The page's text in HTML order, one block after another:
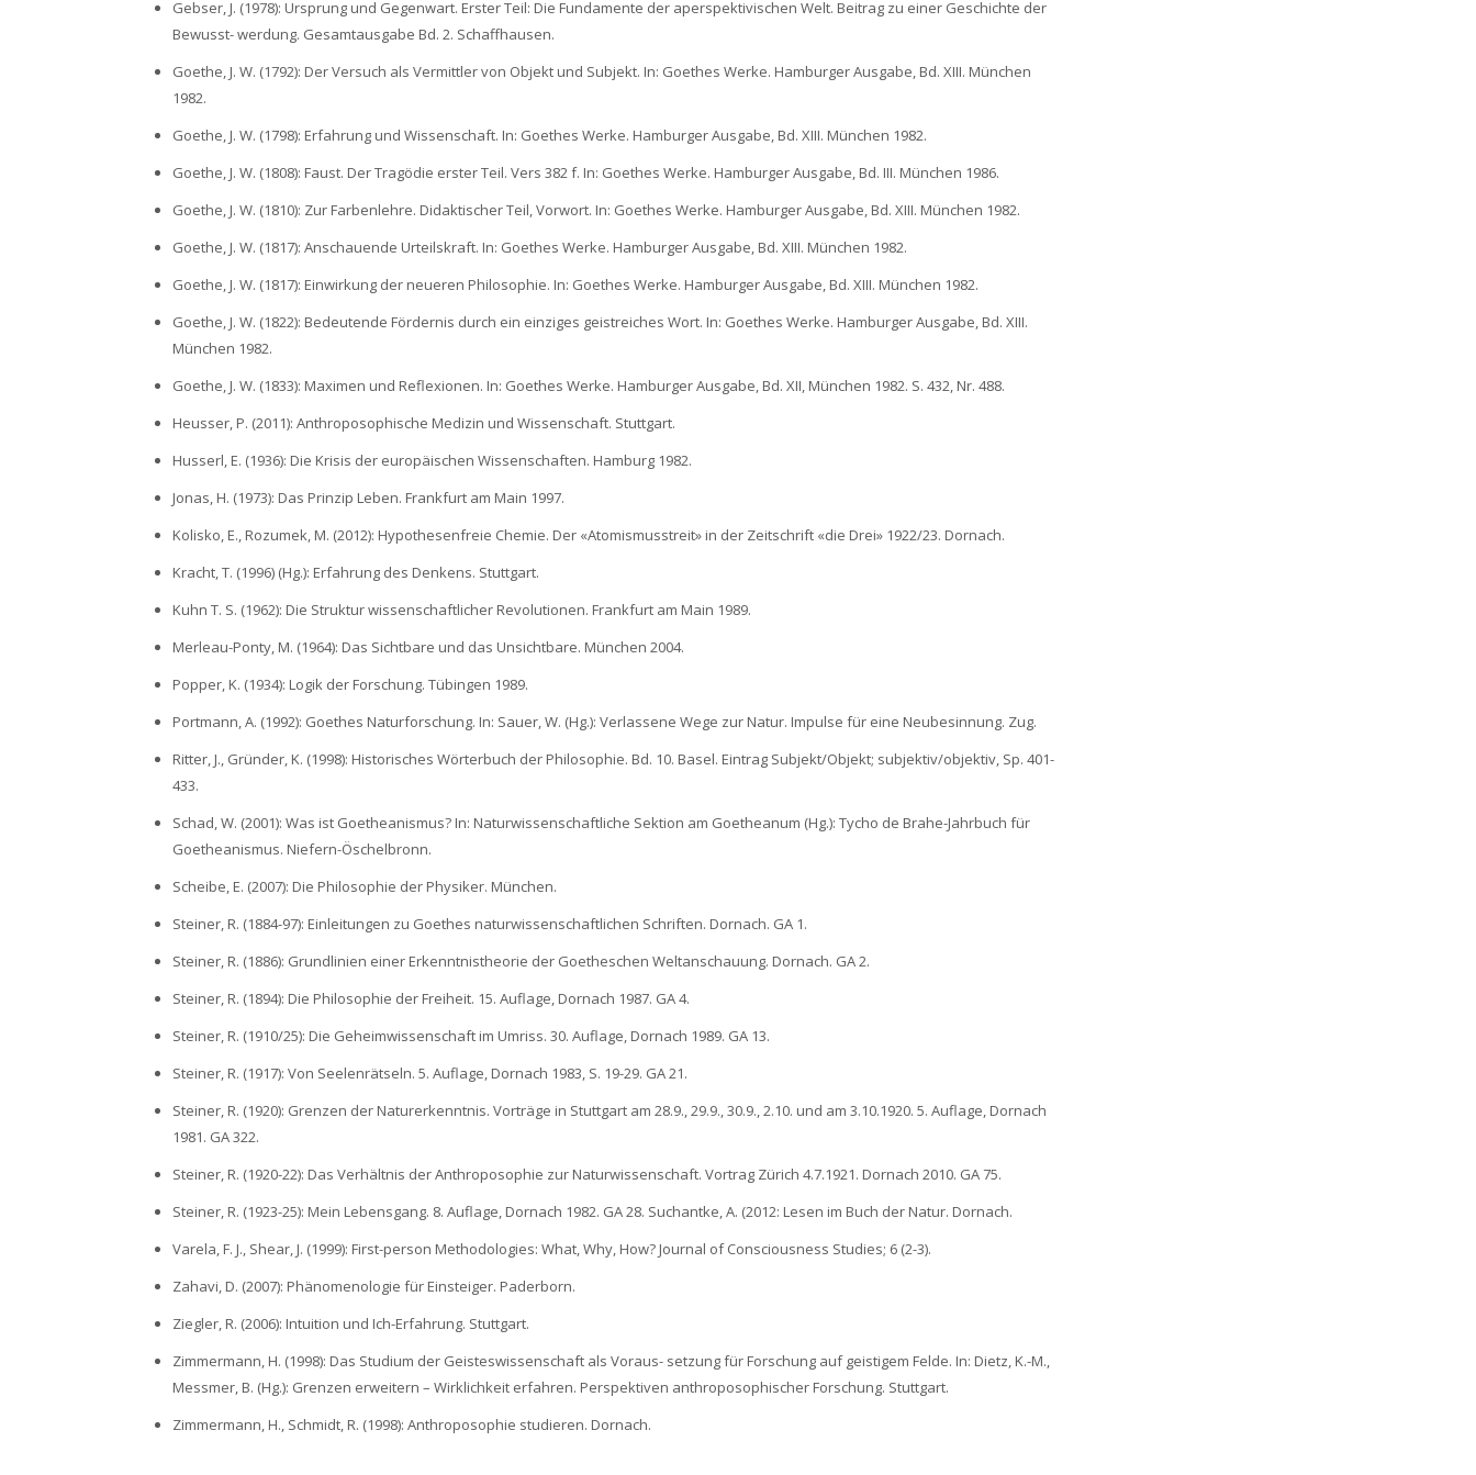
Gebser, J. (1978): Ursprung und Gegenwart. Erster Teil: Die Fundamente der aperspektivischen Welt. Beitrag zu einer Geschichte der
Bewusst- werdung. Gesamtausgabe Bd. 2. Schaffhausen.
Goethe, J. W. (1792): Der Versuch als Vermittler von Objekt und Subjekt. In: Goethes Werke. Hamburger Ausgabe, Bd. XIII. München
1982.
Goethe, J. W. (1798): Erfahrung und Wissenschaft. In: Goethes Werke. Hamburger Ausgabe, Bd. XIII. München 1982.
Goethe, J. W. (1808): Faust. Der Tragödie erster Teil. Vers 382 f. In: Goethes Werke. Hamburger Ausgabe, Bd. III. München 1986.
Goethe, J. W. (1810): Zur Farbenlehre. Didaktischer Teil, Vorwort. In: Goethes Werke. Hamburger Ausgabe, Bd. XIII. München 1982.
Goethe, J. W. (1817): Anschauende Urteilskraft. In: Goethes Werke. Hamburger Ausgabe, Bd. XIII. München 1982.
Goethe, J. W. (1817): Einwirkung der neueren Philosophie. In: Goethes Werke. Hamburger Ausgabe, Bd. XIII. München 1982.
Goethe, J. W. (1822): Bedeutende Fördernis durch ein einziges geistreiches Wort. In: Goethes Werke. Hamburger Ausgabe, Bd. XIII.
München 1982.
Goethe, J. W. (1833): Maximen und Reflexionen. In: Goethes Werke. Hamburger Ausgabe, Bd. XII, München 1982. S. 432, Nr. 488.
Heusser, P. (2011): Anthroposophische Medizin und Wissenschaft. Stuttgart.
Husserl, E. (1936): Die Krisis der europäischen Wissenschaften. Hamburg 1982.
Jonas, H. (1973): Das Prinzip Leben. Frankfurt am Main 1997.
Kolisko, E., Rozumek, M. (2012): Hypothesenfreie Chemie. Der «Atomismusstreit» in der Zeitschrift «die Drei» 1922/23. Dornach.
Kracht, T. (1996) (Hg.): Erfahrung des Denkens. Stuttgart.
Kuhn T. S. (1962): Die Struktur wissenschaftlicher Revolutionen. Frankfurt am Main 1989.
Merleau-Ponty, M. (1964): Das Sichtbare und das Unsichtbare. München 2004.
Popper, K. (1934): Logik der Forschung. Tübingen 1989.
Portmann, A. (1992): Goethes Naturforschung. In: Sauer, W. (Hg.): Verlassene Wege zur Natur. Impulse für eine Neubesinnung. Zug.
Ritter, J., Gründer, K. (1998): Historisches Wörterbuch der Philosophie. Bd. 10. Basel. Eintrag Subjekt/Objekt; subjektiv/objektiv, Sp. 401-
433.
Schad, W. (2001): Was ist Goetheanismus? In: Naturwissenschaftliche Sektion am Goetheanum (Hg.): Tycho de Brahe-Jahrbuch für
Goetheanismus. Niefern-Öschelbronn.
Scheibe, E. (2007): Die Philosophie der Physiker. München.
Steiner, R. (1884-97): Einleitungen zu Goethes naturwissenschaftlichen Schriften. Dornach. GA 1.
Steiner, R. (1886): Grundlinien einer Erkenntnistheorie der Goetheschen Weltanschauung. Dornach. GA 2.
Steiner, R. (1894): Die Philosophie der Freiheit. 15. Auflage, Dornach 1987. GA 4.
Steiner, R. (1910/25): Die Geheimwissenschaft im Umriss. 30. Auflage, Dornach 1989. GA 13.
Steiner, R. (1917): Von Seelenrätseln. 5. Auflage, Dornach 1983, S. 19-29. GA 21.
Steiner, R. (1920): Grenzen der Naturerkenntnis. Vorträge in Stuttgart am 28.9., 29.9., 30.9., 2.10. und am 3.10.1920. 5. Auflage, Dornach
1981. GA 322.
Steiner, R. (1920-22): Das Verhältnis der Anthroposophie zur Naturwissenschaft. Vortrag Zürich 4.7.1921. Dornach 2010. GA 75.
Steiner, R. (1923-25): Mein Lebensgang. 8. Auflage, Dornach 1982. GA 28. Suchantke, A. (2012: Lesen im Buch der Natur. Dornach.
Varela, F. J., Shear, J. (1999): First-person Methodologies: What, Why, How? Journal of Consciousness Studies; 6 (2-3).
Zahavi, D. (2007): Phänomenologie für Einsteiger. Paderborn.
Ziegler, R. (2006): Intuition und Ich-Erfahrung. Stuttgart.
Zimmermann, H. (1998): Das Studium der Geisteswissenschaft als Voraus- setzung für Forschung auf geistigem Felde. In: Dietz, K.-M.,
Messmer, B. (Hg.): Grenzen erweitern – Wirklichkeit erfahren. Perspektiven anthroposophischer Forschung. Stuttgart.
Zimmermann, H., Schmidt, R. (1998): Anthroposophie studieren. Dornach.